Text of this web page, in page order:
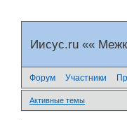
Иисус.ru ««
Форум Участники
Активные темы